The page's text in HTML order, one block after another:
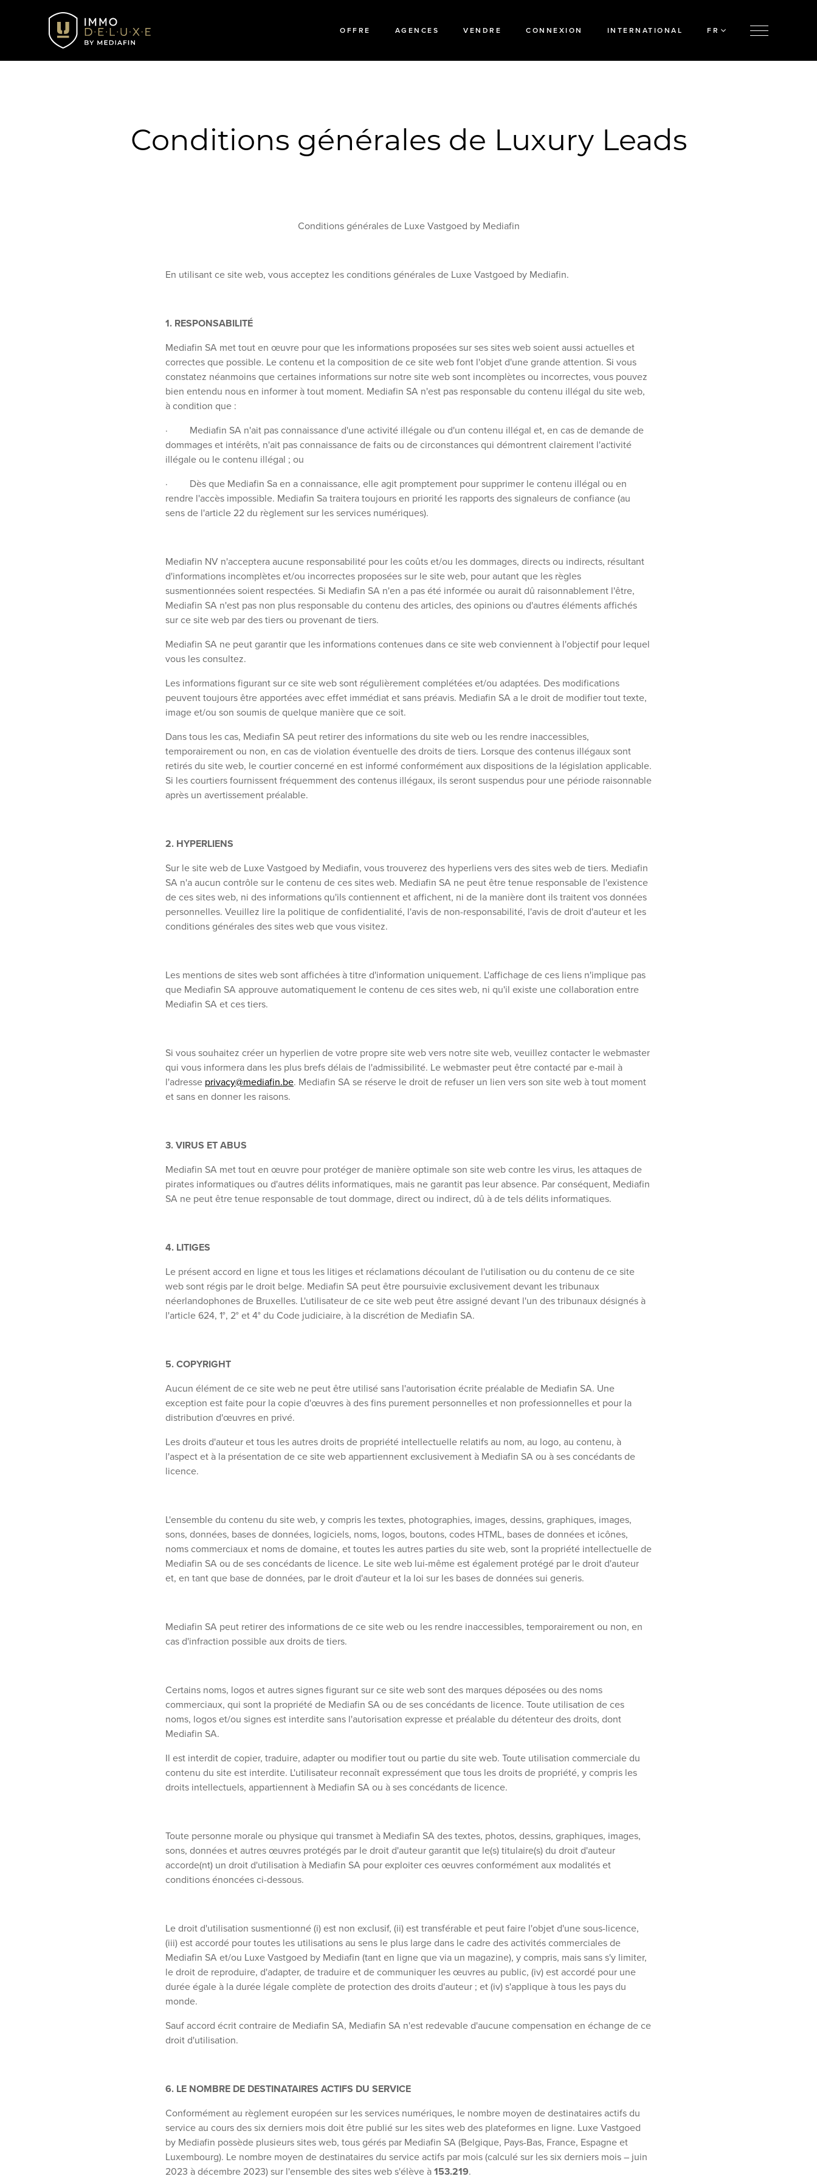
OFFRE AGENCES VENDRE CONNEXION INTERNATIONAL FR
Conditions générales de Luxury Leads
Conditions générales de Luxe Vastgoed by Mediafin
En utilisant ce site web, vous acceptez les conditions générales de Luxe Vastgoed by Mediafin.
1. RESPONSABILITÉ
Mediafin SA met tout en œuvre pour que les informations proposées sur ses sites web soient aussi actuelles et
correctes que possible. Le contenu et la composition de ce site web font l'objet d'une grande attention. Si vous
constatez néanmoins que certaines informations sur notre site web sont incomplètes ou incorrectes, vous pouvez
bien entendu nous en informer à tout moment. Mediafin SA n'est pas responsable du contenu illégal du site web,
à condition que :
· Mediafin SA n'ait pas connaissance d'une activité illégale ou d'un contenu illégal et, en cas de demande de
dommages et intérêts, n'ait pas connaissance de faits ou de circonstances qui démontrent clairement l'activité
illégale ou le contenu illégal ; ou
· Dès que Mediafin Sa en a connaissance, elle agit promptement pour supprimer le contenu illégal ou en
rendre l'accès impossible. Mediafin Sa traitera toujours en priorité les rapports des signaleurs de confiance (au
sens de l'article 22 du règlement sur les services numériques).
Mediafin NV n'acceptera aucune responsabilité pour les coûts et/ou les dommages, directs ou indirects, résultant
d'informations incomplètes et/ou incorrectes proposées sur le site web, pour autant que les règles
susmentionnées soient respectées. Si Mediafin SA n'en a pas été informée ou aurait dû raisonnablement l'être,
Mediafin SA n'est pas non plus responsable du contenu des articles, des opinions ou d'autres éléments affichés
sur ce site web par des tiers ou provenant de tiers.
Mediafin SA ne peut garantir que les informations contenues dans ce site web conviennent à l'objectif pour lequel
vous les consultez.
Les informations figurant sur ce site web sont régulièrement complétées et/ou adaptées. Des modifications
peuvent toujours être apportées avec effet immédiat et sans préavis. Mediafin SA a le droit de modifier tout texte,
image et/ou son soumis de quelque manière que ce soit.
Dans tous les cas, Mediafin SA peut retirer des informations du site web ou les rendre inaccessibles,
temporairement ou non, en cas de violation éventuelle des droits de tiers. Lorsque des contenus illégaux sont
retirés du site web, le courtier concerné en est informé conformément aux dispositions de la législation applicable.
Si les courtiers fournissent fréquemment des contenus illégaux, ils seront suspendus pour une période raisonnable
après un avertissement préalable.
2. HYPERLIENS
Sur le site web de Luxe Vastgoed by Mediafin, vous trouverez des hyperliens vers des sites web de tiers. Mediafin
SA n'a aucun contrôle sur le contenu de ces sites web. Mediafin SA ne peut être tenue responsable de l'existence
de ces sites web, ni des informations qu'ils contiennent et affichent, ni de la manière dont ils traitent vos données
personnelles. Veuillez lire la politique de confidentialité, l'avis de non-responsabilité, l'avis de droit d'auteur et les
conditions générales des sites web que vous visitez.
Les mentions de sites web sont affichées à titre d'information uniquement. L'affichage de ces liens n'implique pas
que Mediafin SA approuve automatiquement le contenu de ces sites web, ni qu'il existe une collaboration entre
Mediafin SA et ces tiers.
Si vous souhaitez créer un hyperlien de votre propre site web vers notre site web, veuillez contacter le webmaster
qui vous informera dans les plus brefs délais de l'admissibilité. Le webmaster peut être contacté par e-mail à
l'adresse privacy@mediafin.be. Mediafin SA se réserve le droit de refuser un lien vers son site web à tout moment
et sans en donner les raisons.
3. VIRUS ET ABUS
Mediafin SA met tout en œuvre pour protéger de manière optimale son site web contre les virus, les attaques de
pirates informatiques ou d'autres délits informatiques, mais ne garantit pas leur absence. Par conséquent, Mediafin
SA ne peut être tenue responsable de tout dommage, direct ou indirect, dû à de tels délits informatiques.
4. LITIGES
Le présent accord en ligne et tous les litiges et réclamations découlant de l'utilisation ou du contenu de ce site
web sont régis par le droit belge. Mediafin SA peut être poursuivie exclusivement devant les tribunaux
néerlandophones de Bruxelles. L'utilisateur de ce site web peut être assigné devant l'un des tribunaux désignés à
l'article 624, 1°, 2° et 4° du Code judiciaire, à la discrétion de Mediafin SA.
5. COPYRIGHT
Aucun élément de ce site web ne peut être utilisé sans l'autorisation écrite préalable de Mediafin SA. Une
exception est faite pour la copie d'œuvres à des fins purement personnelles et non professionnelles et pour la
distribution d'œuvres en privé.
Les droits d'auteur et tous les autres droits de propriété intellectuelle relatifs au nom, au logo, au contenu, à
l'aspect et à la présentation de ce site web appartiennent exclusivement à Mediafin SA ou à ses concédants de
licence.
L'ensemble du contenu du site web, y compris les textes, photographies, images, dessins, graphiques, images,
sons, données, bases de données, logiciels, noms, logos, boutons, codes HTML, bases de données et icônes,
noms commerciaux et noms de domaine, et toutes les autres parties du site web, sont la propriété intellectuelle de
Mediafin SA ou de ses concédants de licence. Le site web lui-même est également protégé par le droit d'auteur
et, en tant que base de données, par le droit d'auteur et la loi sur les bases de données sui generis.
Mediafin SA peut retirer des informations de ce site web ou les rendre inaccessibles, temporairement ou non, en
cas d'infraction possible aux droits de tiers.
Certains noms, logos et autres signes figurant sur ce site web sont des marques déposées ou des noms
commerciaux, qui sont la propriété de Mediafin SA ou de ses concédants de licence. Toute utilisation de ces
noms, logos et/ou signes est interdite sans l'autorisation expresse et préalable du détenteur des droits, dont
Mediafin SA.
Il est interdit de copier, traduire, adapter ou modifier tout ou partie du site web. Toute utilisation commerciale du
contenu du site est interdite. L'utilisateur reconnaît expressément que tous les droits de propriété, y compris les
droits intellectuels, appartiennent à Mediafin SA ou à ses concédants de licence.
Toute personne morale ou physique qui transmet à Mediafin SA des textes, photos, dessins, graphiques, images,
sons, données et autres œuvres protégés par le droit d'auteur garantit que le(s) titulaire(s) du droit d'auteur
accorde(nt) un droit d'utilisation à Mediafin SA pour exploiter ces œuvres conformément aux modalités et
conditions énoncées ci-dessous.
Le droit d'utilisation susmentionné (i) est non exclusif, (ii) est transférable et peut faire l'objet d'une sous-licence,
(iii) est accordé pour toutes les utilisations au sens le plus large dans le cadre des activités commerciales de
Mediafin SA et/ou Luxe Vastgoed by Mediafin (tant en ligne que via un magazine), y compris, mais sans s'y limiter,
le droit de reproduire, d'adapter, de traduire et de communiquer les œuvres au public, (iv) est accordé pour une
durée égale à la durée légale complète de protection des droits d'auteur ; et (iv) s'applique à tous les pays du
monde.
Sauf accord écrit contraire de Mediafin SA, Mediafin SA n'est redevable d'aucune compensation en échange de ce
droit d'utilisation.
6. LE NOMBRE DE DESTINATAIRES ACTIFS DU SERVICE
Conformément au règlement européen sur les services numériques, le nombre moyen de destinataires actifs du
service au cours des six derniers mois doit être publié sur les sites web des plateformes en ligne. Luxe Vastgoed
by Mediafin possède plusieurs sites web, tous gérés par Mediafin SA (Belgique, Pays-Bas, France, Espagne et
Luxembourg). Le nombre moyen de destinataires du service actifs par mois (calculé sur les six derniers mois – juin
2023 à décembre 2023) sur l'ensemble des sites web s'élève à 153.219.